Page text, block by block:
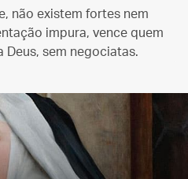
não existem fortes nem
impura, vence quem
sem negociatas.